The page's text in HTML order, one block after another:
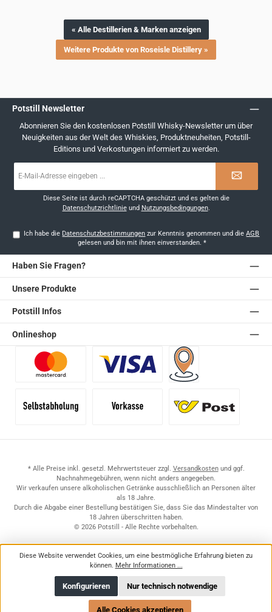
« Alle Destillerien & Marken anzeigen
Weitere Produkte von Roseisle Distillery »
Potstill Newsletter
Abonnieren Sie den kostenlosen Potstill Whisky-Newsletter um über
Neuigkeiten aus der Welt des Whiskies, Produktneuheiten, Potstill-
Editions und Verkostungen informiert zu werden.
Mail-
Diese Seite ist durch reCAPTCHA geschützt und es gelten die
Datenschutzrichtlinieund Nutzungsbedingungen.
Ich habe die Datenschutzbestimmungen zur Kenntnis genommen und dieAGB
gelesen und bin mit ihnen einverstanden. *
Haben Sie Fragen?
Unsere Produkte
Potstill Infos
Onlineshop
* Alle Preise inkl. gesetzl. Mehrwertsteuer zzgl. Versandkostenund ggf.
Nachnahmegebühren, wenn nicht anders angegeben.
Wir verkaufen unsere alkoholischen Getränke ausschließlich an Personen älter
als 18 Jahre.
Durch die Abgabe einer Bestellung bestätigen Sie, dass Sie das Mindestalter von
18 Jahren überschritten haben.
© 2026 Potstill - Alle Rechte vorbehalten.
Diese Website verwendet Cookies, um eine bestmögliche Erfahrung bieten zu
können. Mehr Informationen ...
Nur technisch notwendige
Konfigurieren
Alle Cookies akzeptieren